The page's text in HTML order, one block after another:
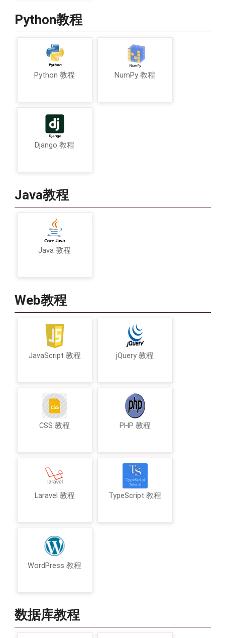
Python教程
Python 教程 NumPy 教程
Django 教程
Java教程
Java 教程
Web教程
JavaScript 教程 jQuery 教程
CSS 教程 PHP 教程
Laravel 教程 TypeScript 教程
WordPress 教程
数据库教程